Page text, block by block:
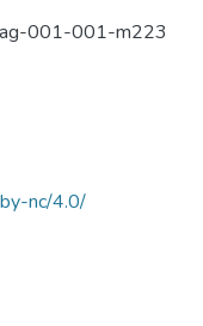
001-001-m223
nc/4.0/